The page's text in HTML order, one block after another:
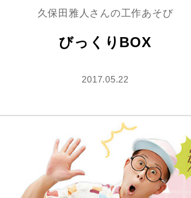
久保田雅人さんの工作あそび
びっくりBOX
2017.05.22